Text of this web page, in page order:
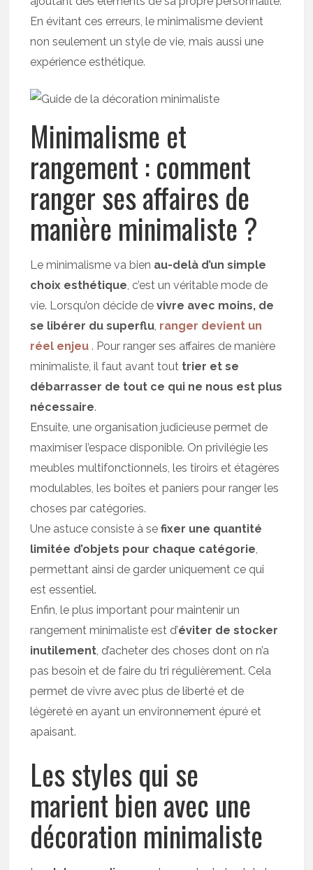
En évitant ces erreurs, le minimalisme devient
non seulement un style de vie, mais aussi une
expérience esthétique.
Minimalisme et
rangement : comment
ranger ses affaires de
manière minimaliste ?
Le minimalisme va bien au-delà d’un simple
choix esthétique , c’est un véritable mode de
vie. Lorsqu’on décide devivre avec moins, de
se libérer du superflu ranger devient un
réel enjeu . Pour ranger ses affaires de manière
minimaliste, il faut avant tout trier et se
débarrasser de tout ce qui ne nous est plus
nécessaire.
Ensuite, une organisation judicieuse permet de
maximiser l’espace disponible. On privilégie les
meubles multifonctionnels, les tiroirs et étagères
modulables, les boîtes et paniers pour ranger les
choses par catégories.
Une astuce consiste à sefixer une quantité
limitée d’objets pour chaque catégorie
permettant ainsi de garder uniquement ce qui
est essentiel.
Enfin, le plus important pour maintenir un
rangement minimaliste est d’éviter de stocker
inutilement , d’acheter des choses dont on n’a
pas besoin et de faire du tri régulièrement. Cela
permet de vivre avec plus de liberté et de
légèreté en ayant un environnement épuré et
apaisant.
Les styles qui se
marient bien avec une
décoration minimaliste